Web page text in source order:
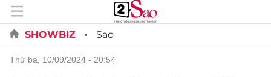
SHOWBIZ Sao
thứ ba, 10/09/2024 - 20:54